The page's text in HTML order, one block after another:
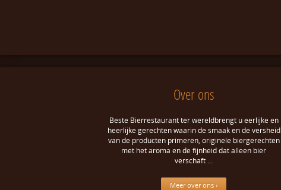
Over ons
Beste Bierrestaurant ter wereldbrengt u eerlijke en
heerlijke gerechten waarin de smaak en de versheid
van de producten primeren, originele biergerechten
met het aroma en de fijnheid dat alleen bier
verschaft …
Meer over ons ›